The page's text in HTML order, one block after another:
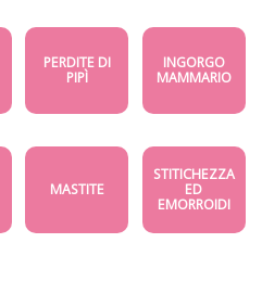
PERDITE DI
PIPÌ
INGORGO
MAMMARIO
MASTITE
STITICHEZZA
ED
EMORROIDI